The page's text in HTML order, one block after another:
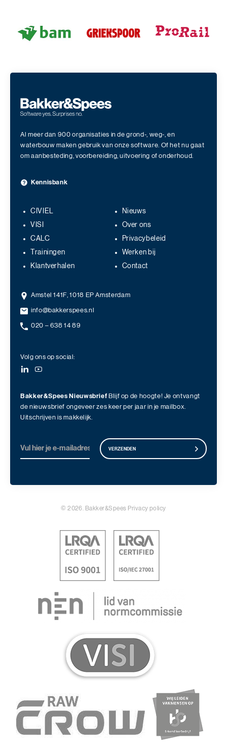
Al meer dan 900 organisaties in de grond-, weg-, en
waterbouw maken gebruik van onze software. Of het nu gaat
om aanbesteding, voorbereiding, uitvoering of onderhoud.
Kennisbank
CIVIEL
VISI
CALC
Trainingen
Klantverhalen
Nieuws
Over ons
Privacybeleid
Werken bij
Contact
Amstel 141F, 1018 EP Amsterdam
info@bakkerspees.nl
020 – 638 14 89
Volg ons op social:
Bakker&Spees Nieuwsbrief Blijf op de hoogte! Je ontvangt
de nieuwsbrief ongeveer zes keer per jaar in je mailbox.
Uitschrijven is makkelijk.
VERZENDEN
© 2026. Bakker&Spees Privacy policy